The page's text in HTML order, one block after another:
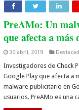
PreAMo: Un
que afecta a más
30 abril, 2019
Investigadores de Check
Google Play que afecta a
malware publicitario en
usuarios. PreAMo es una